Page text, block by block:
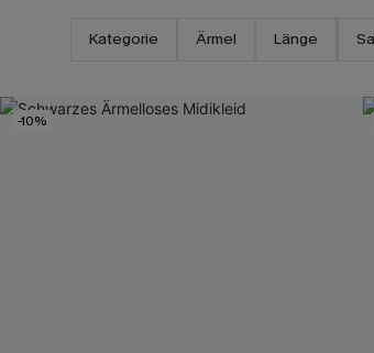
Kategorie Ärmel Länge
-10%